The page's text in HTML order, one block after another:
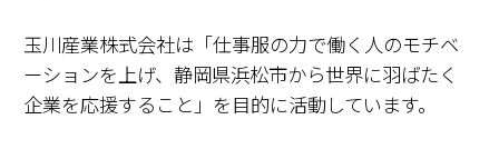
玉川産業株式会社は「仕事服の力で働く人のモチベ
ーションを上げ、静岡県浜松市から世界に羽ばたく
企業を応援すること」を目的に活動しています。